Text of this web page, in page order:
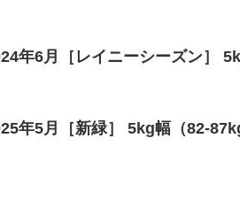
年6月［レイニーシーズン］
年5月［新緑］ 5kg幅（82-